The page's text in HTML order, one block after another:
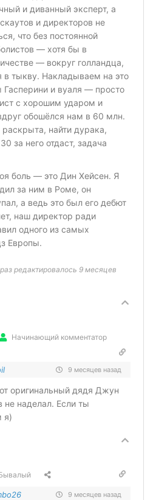
и диванный эксперт, а
и директоров не
что без постоянной
— хотя бы в
— вокруг голландца,
в тыкву. Накладываем на это
Гасперини и вуаля — просто
с хорошим ударом и
обошёлся нам в 60 млн.
найти дурака,
за него отдаст, задача
боль — это Дин Хейсен. Я
за ним в Роме, он
а ведь это был его дебют
наш директор ради
одного из самых
Европы.
редактировалось 9 месяцев
Начинающий комментатор
9 месяцев назад
оригинальный дядя Джун
не наделал. Если ты
я)
9 месяцев назад